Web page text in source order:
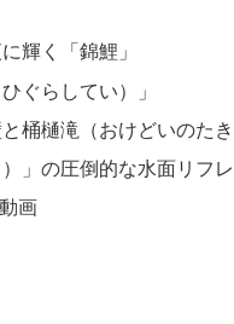
輝く「錦鯉」
ぐらしてい）」
桶樋滝（おけどいのたき
」の圧倒的な水面リフ
画